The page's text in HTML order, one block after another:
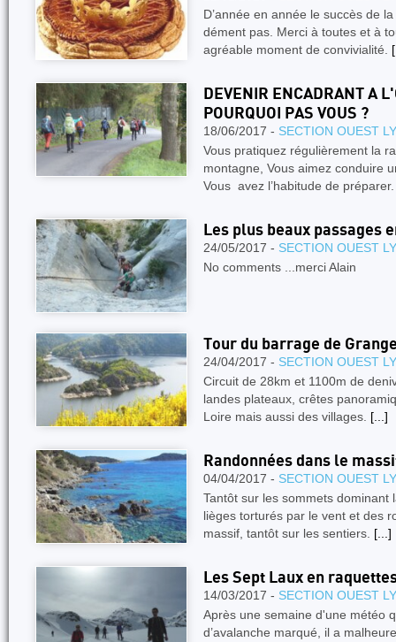
D’année en année le succès de
dément pas. Merci à toutes et à
agréable moment de convivialité.
DEVENIR ENCADRANT A
POURQUOI PAS VOUS ?
18/06/2017 - SECTION OUEST
Vous pratiquez régulièrement la
montagne, Vous aimez conduire
Vous avez l’habitude de
Les plus beaux passages
24/05/2017 - SECTION OUEST
No comments ...merci Alain
Tour du barrage de
24/04/2017 - SECTION OUEST
Circuit de 28km et 1100m de
landes plateaux, crêtes
Loire mais aussi des villages. [...]
Randonnées dans le
04/04/2017 - SECTION OUEST
Tantôt sur les sommets dominant
lièges torturés par le vent et des
massif, tantôt sur les sentiers. [...]
Les Sept Laux en
14/03/2017 - SECTION OUEST
Après une semaine d'une météo
d’avalanche marqué, il a